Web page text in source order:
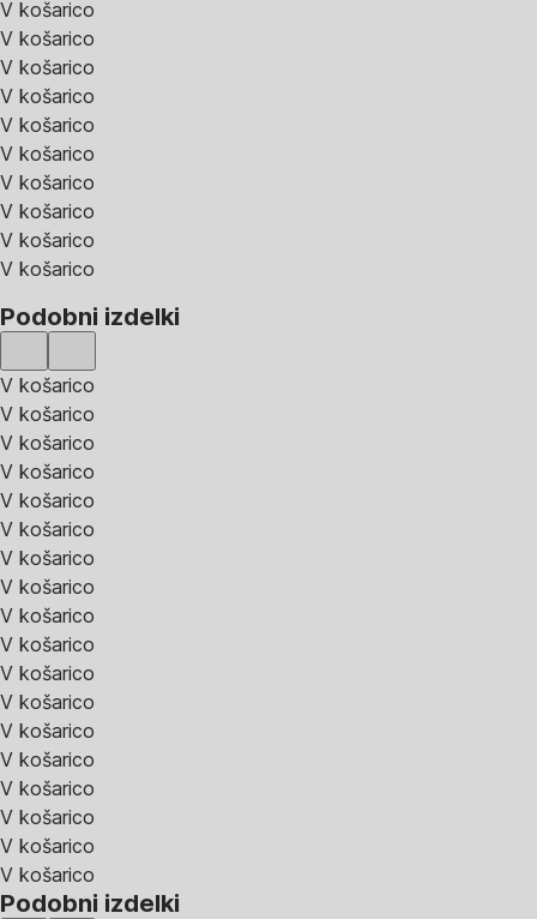
V košarico
V košarico
V košarico
V košarico
V košarico
V košarico
V košarico
V košarico
V košarico
V košarico
Podobni izdelki
V košarico
V košarico
V košarico
V košarico
V košarico
V košarico
V košarico
V košarico
V košarico
V košarico
V košarico
V košarico
V košarico
V košarico
V košarico
V košarico
V košarico
V košarico
Podobni izdelki